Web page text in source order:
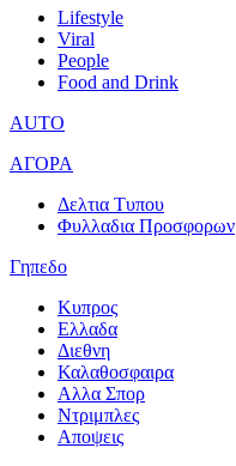
Lifestyle
Viral
People
Food and Drink
AUTO
ΑΓΟΡΑ
Δελτια Τυπου
Φυλλαδια Προσφορων
Γηπεδο
Κυπρος
Ελλαδα
Διεθνη
Καλαθοσφαιρα
Αλλα Σπορ
Ντριμπλες
Αποψεις